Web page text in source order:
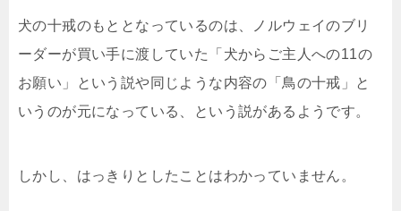
犬の十戒のもととなっているのは、ノルウェイのブリ
ーダーが買い手に渡していた「犬からご主人への11の
お願い」という説や同じような内容の「鳥の十戒」と
いうのが元になっている、という説があるようです。
しかし、はっきりとしたことはわかっていません。